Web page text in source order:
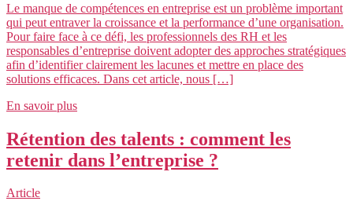
Le manque de compétences en entreprise est un problème important
qui peut entraver la croissance et la performance d’une organisation.
Pour faire face à ce défi, les professionnels des RH et les
responsables d’entreprise doivent adopter des approches stratégiques
afin d’identifier clairement les lacunes et mettre en place des
solutions efficaces. Dans cet article, nous […]
En savoir plus
Rétention des talents : comment les
retenir dans l’entreprise ?
Article